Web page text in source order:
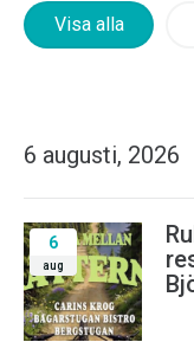
Visa alla
6 augusti, 2026
6
aug